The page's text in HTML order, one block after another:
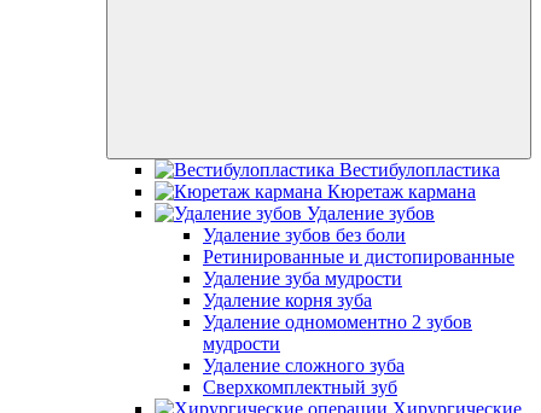
Вестибулопластика
Кюретаж кармана
Удаление зубов
Удаление зубов без боли
Ретинированные и дистопированные
Удаление зуба мудрости
Удаление корня зуба
Удаление одномоментно 2 зубов
мудрости
Удаление сложного зуба
Сверхкомплектный зуб
Хирургические